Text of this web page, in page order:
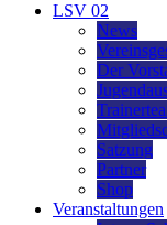
LSV 02
News
Der
Satzung
Partner
Shop
Veranstaltungen